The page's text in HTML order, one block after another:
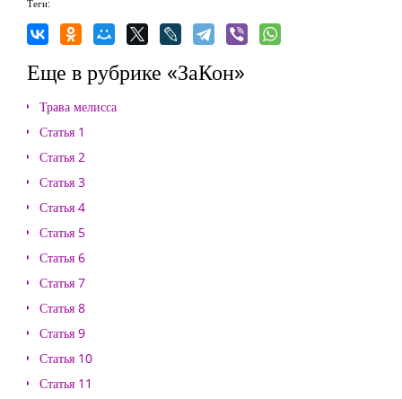
Теги:
Еще в рубрике «ЗаКон»
Трава мелисса
Статья 1
Статья 2
Статья 3
Статья 4
Статья 5
Статья 6
Статья 7
Статья 8
Статья 9
Статья 10
Статья 11